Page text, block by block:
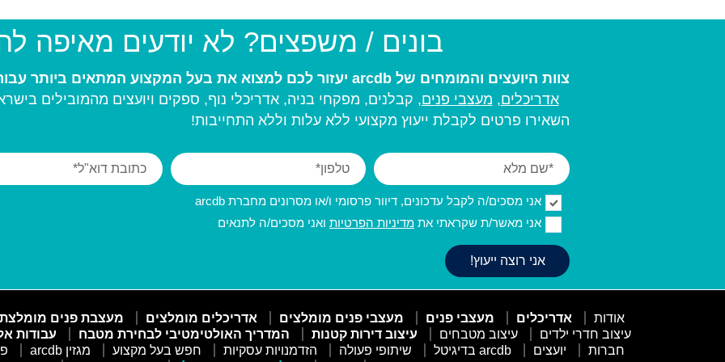
בונים / משפצים? לא יודעים מאיפה
צוות היועצים והמומחים של arcdb יעזור לכם למצוא את בעל המקצוע המתאים ביותר עבורכם:
אדריכלים, מעצבי פנים, קבלנים, מפקחי בניה, אדריכלי נוף, ספקים ויועצים מהמובילים
השאירו פרטים לקבלת ייעוץ מקצועי ללא עלות וללא התחייבות!
אני מסכים/ה לקבל עדכונים, דיוור פרסומי ו/או מסרונים מחברת arcdb
אני מאשר/ת שקראתי את מדיניות הפרטיות ואני מסכים/ה לתנאים
אודות אדריכלים מעצבי פנים מעצבי פנים מומלצים אדריכלים מומלצים מעצבת פנים מומלצת
עיצוב חדרי ילדים
עיצוב מטבחים עיצוב דירות קטנות המדריך האולטימטיבי לבחירת מטבח עבודות
חברות
יועצים arcdb בדיגיטל שיתופי פעולה הזדמנויות עסקיות חפש בעל מקצוע מגזין arcdb